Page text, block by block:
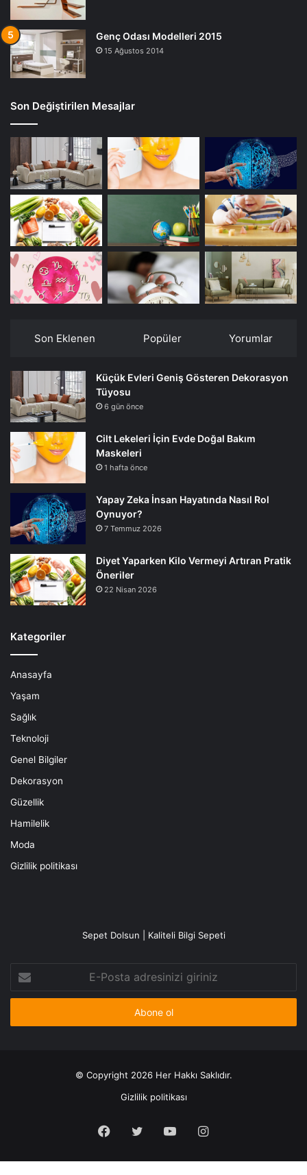
Genç Odası Modelleri 2015
15 Ağustos 2014
Son Değiştirilen Mesajlar
Son Eklenen Popüler Yorumlar
Küçük Evleri Geniş Gösteren Dekorasyon
Tüyosu
6 gün önce
Cilt Lekeleri İçin Evde Doğal Bakım
Maskeleri
1 hafta önce
Yapay Zeka İnsan Hayatında Nasıl Rol
Oynuyor?
7 Temmuz 2026
Diyet Yaparken Kilo Vermeyi Artıran Pratik
Öneriler
22 Nisan 2026
Kategoriler
Anasayfa
Yaşam
Sağlık
Teknoloji
Genel Bilgiler
Dekorasyon
Güzellik
Hamilelik
Moda
Gizlilik politikası
Sepet Dolsun | Kaliteli Bilgi Sepeti
Posta
adresinizi
© Copyright 2026 Her Hakkı Saklıdır.
Gizlilik politikası
Facebook
X YouTubeInstagram